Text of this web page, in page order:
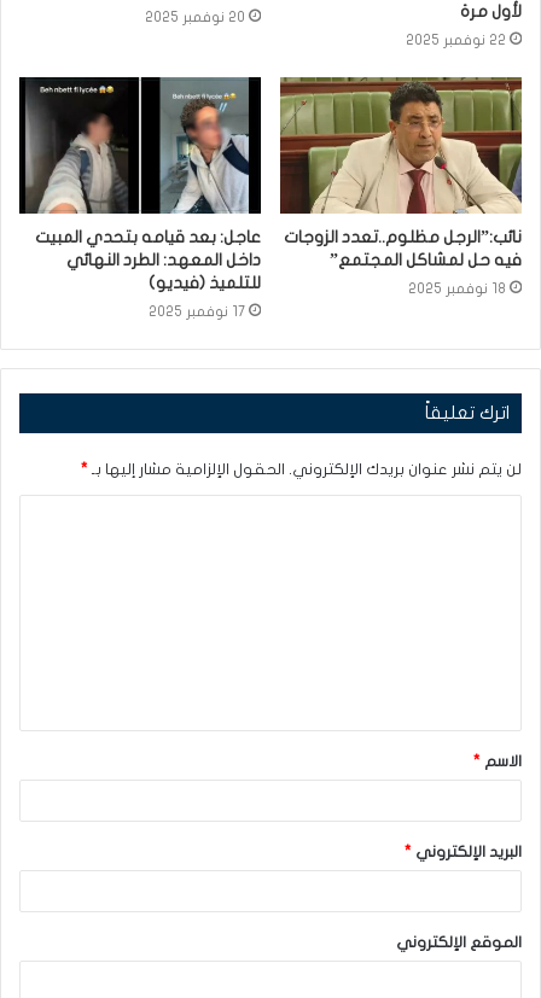
لأول مرة
22 نوفمبر 2025
20 نوفمبر 2025
نائب:”الرجل مظلوم..تعدد الزوجات
فيه حل لمشاكل المجتمع”
18 نوفمبر 2025
عاجل: بعد قيامه بتحدي المبيت
داخل المعهد: الطرد النهائي
للتلميذ (فيديو)
17 نوفمبر 2025
اترك تعليقاً
لن يتم نشر عنوان بريدك الإلكتروني. الحقول الإلزامية مشار إليها بـ *
ق
*الاسم *
البريد الإلكتروني *
الموقع الإلكتروني